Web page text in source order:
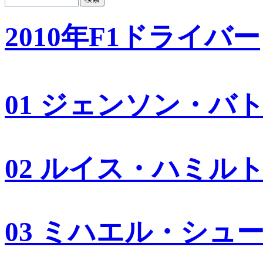
2010年F1ドライバー
01 ジェンソン・バ
02 ルイス・ハミル
03 ミハエル・シュ